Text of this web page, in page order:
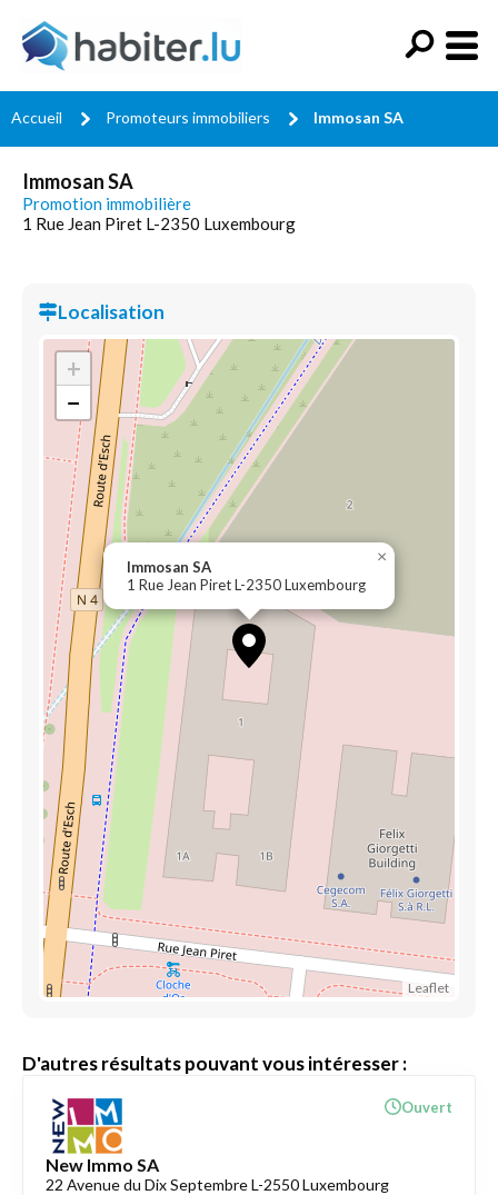
Accueil Promoteurs immobiliers Immosan SA
Immosan SA
Promotion immobilière
1 Rue Jean Piret L-2350 Luxembourg
Localisation
Immosan SA
1 Rue Jean Piret L-2350 Luxembourg
×
+
−
Leaflet
D'autres résultats pouvant vous intéresser :
New Immo SA
22 Avenue du Dix Septembre L-2550 Luxembourg
Ouvert